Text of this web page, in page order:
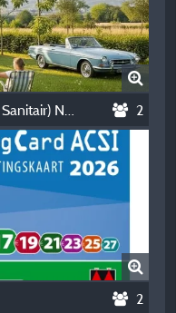
Staanplaats Premium (Met Privé Sanitair) Nieuw In 2026 (Niet-Contractuele Foto Gemaakt Door Ai) 2
2